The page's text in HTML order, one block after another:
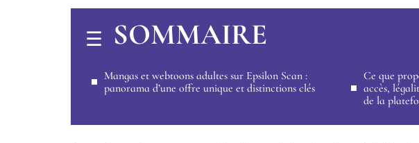
SOMMAIRE
Mangas et webtoons adultes sur Epsilon Scan :
panorama d’une offre unique et distinctions clés
Ce que
accès,
de la